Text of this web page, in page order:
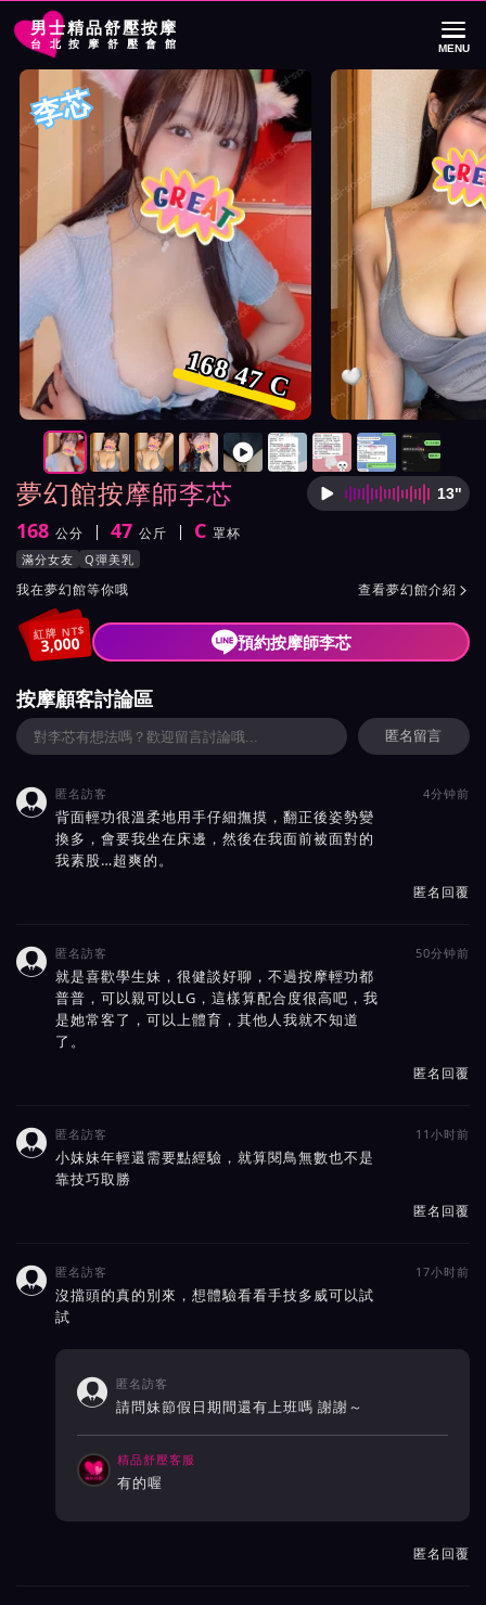
男士精品舒壓按摩
台北按摩舒壓會館 MENU
首頁 夢幻館按摩師李芯詳細介紹
夢幻館按摩師李芯 按摩師
13"
身高
168 公分
體重 47 公斤
罩杯 C 罩杯
按摩師李芯服務風格與特色
滿分女友 Q彈美乳
按摩師李芯所屬按摩會館介紹與班表
我在夢幻館等你哦 查看夢幻館介紹 
紅牌 NT$
3,000 預約按摩師李芯
夢幻館按摩師李芯照片展示與影片介紹
李芯
168 47 C
按摩師李芯照片展示與影片介紹及客戶評價截屏展示
按摩顧客討論區
匿名留言
 匿名訪客 4分钟前
背面輕功很溫柔地用手仔細撫摸，翻正後姿勢變
換多，會要我坐在床邊，然後在我面前被面對的
我素股…超爽的。
匿名回覆
 匿名訪客 50分钟前
就是喜歡學生妹，很健談好聊，不過按摩輕功都
普普，可以親可以LG，這樣算配合度很高吧，我
是她常客了，可以上體育，其他人我就不知道
了。
匿名回覆
 匿名訪客 11小时前
小妹妹年輕還需要點經驗，就算閱鳥無數也不是
靠技巧取勝
匿名回覆
 匿名訪客 17小时前
沒擋頭的真的別來，想體驗看看手技多威可以試
試
 匿名訪客
請問妹節假日期間還有上班嗎 謝謝～
精品舒壓客服
有的喔
匿名回覆